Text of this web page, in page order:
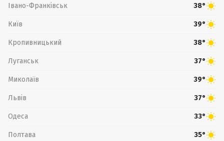
Івано-Франківськ 38°
Київ 39°
Кропивницький 38°
Луганськ 37°
Миколаїв 39°
Львів 37°
Одеса 33°
Полтава 35°